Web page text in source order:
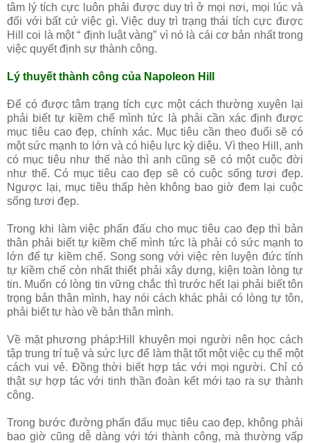
tâm lý tích cực luôn phải được duy trì ở mọi nơi, mọi lúc và
đối với bất cứ việc gì. Việc duy trì trạng thái tích cực được
Hill coi là một “ định luật vàng” vì nó là cái cơ bản nhất trong
việc quyết định sự thành công.
Lý thuyết thành công của Napoleon Hill
Để có được tâm trạng tích cực một cách thường xuyên lại
phải biết tự kiềm chế mình tức là phải cần xác định được
mục tiêu cao đẹp, chính xác. Mục tiêu cần theo đuổi sẽ có
một sức mạnh to lớn và có hiệu lực kỳ diệu. Vì theo Hill, anh
có mục tiêu như thế nào thì anh cũng sẽ có một cuộc đời
như thế. Có mục tiêu cao đẹp sẽ có cuộc sống tươi đẹp.
Ngược lại, mục tiêu thấp hèn không bao giờ đem lại cuộc
sống tươi đẹp.
Trong khi làm việc phấn đấu cho mục tiêu cao đẹp thì bản
thân phải biết tự kiềm chế mình tức là phải có sức mạnh to
lớn để tự kiềm chế. Song song với việc rèn luyện đức tính
tự kiềm chế còn nhất thiết phải xây dựng, kiện toàn lòng tự
tin. Muốn có lòng tin vững chắc thì trước hết lại phải biết tôn
trọng bản thân mình, hay nói cách khác phải có lòng tự tôn,
phải biết tự hào về bản thân mình.
Về mặt phương pháp:Hill khuyên mọi người nên học cách
tập trung trí tuệ và sức lực để làm thật tốt một việc cụ thể một
cách vui vẻ. Đồng thời biết hợp tác với mọi người. Chỉ có
thật sự hợp tác với tinh thần đoàn kết mới tạo ra sự thành
công.
Trong bước đường phấn đấu mục tiêu cao đẹp, không phải
bao giờ cũng dễ dàng với tới thành công, mà thường vấp